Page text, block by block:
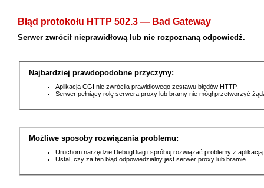
Błąd protokołu HTTP 502.3 — Bad Gateway
Serwer zwrócił nieprawidłową lub nie rozpoznaną odpowiedź.
Najbardziej prawdopodobne przyczyny:
Aplikacja CGI nie zwróciła prawidłowego zestawu błędów HTTP.
Serwer pełniący rolę serwera proxy lub bramy nie mógł przetworzyć
Możliwe sposoby rozwiązania problemu:
Uruchom narzędzie DebugDiag i spróbuj rozwiązać problemy z
Ustal, czy za ten błąd odpowiedzialny jest serwer proxy lub bramie.